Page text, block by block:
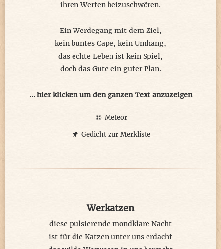
ihren Werten beizuschwören.
Ein Werdegang mit dem Ziel,
kein buntes Cape, kein Umhang,
das echte Leben ist kein Spiel,
doch das Gute ein guter Plan.
Alle bisherigen Proben abgelegt,
wenn jetzt diese Stunde schlägt,
alle Ratschläge wohl beachtet.
doch der ist nicht von dieser Welt,
Gegen Windmühlen hilft Windstille,
und ein einsamer eisener Wille,
... hier klicken um den ganzen Text anzuzeigen
Meteor
Gedicht zur Merkliste
Werkatzen
diese pulsierende mondklare Nacht
ist für die Katzen unter uns erdacht